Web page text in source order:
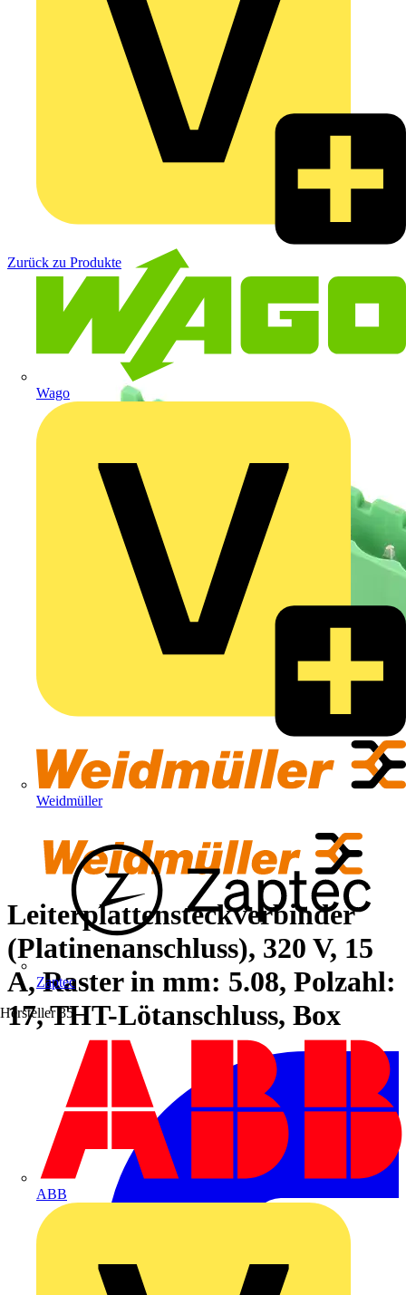
Wago
Weidmüller
Zaptec
Hersteller 35
ABB
Zurück zu Produkte
Leiterplattensteckverbinder
(Platinenanschluss), 320 V, 15
A, Raster in mm: 5.08, Polzahl:
17, THT-Lötanschluss, Box